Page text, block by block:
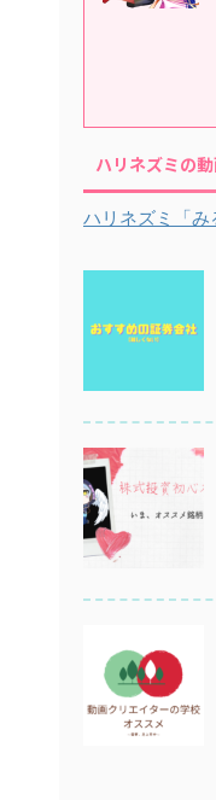
ハリネズミの
ハリネズミ「み